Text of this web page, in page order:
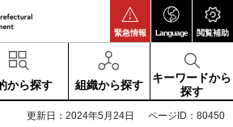
緊急情報 Language 閲覧補助
から探す 組織から探す
キーワードから
探す
更新日：2024年5月24日 ページID：80450